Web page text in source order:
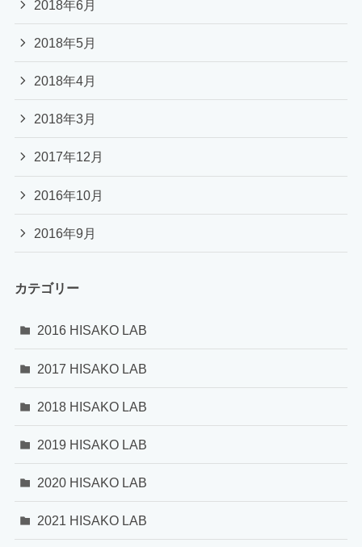
2018年6月
2018年5月
2018年4月
2018年3月
2017年12月
2016年10月
2016年9月
カテゴリー
2016 HISAKO LAB
2017 HISAKO LAB
2018 HISAKO LAB
2019 HISAKO LAB
2020 HISAKO LAB
2021 HISAKO LAB